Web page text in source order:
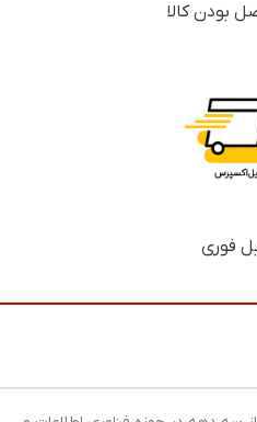
بودن کالا
فوری